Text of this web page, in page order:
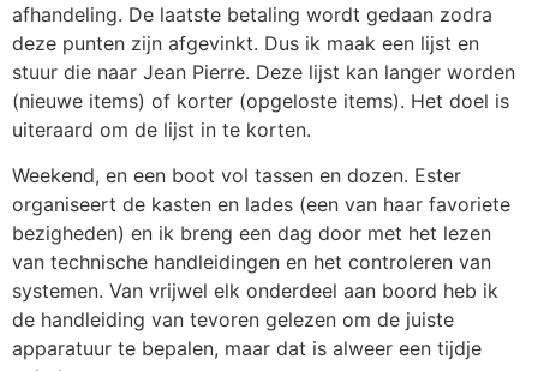
afhandeling. De laatste betaling wordt gedaan zodra
deze punten zijn afgevinkt. Dus ik maak een lijst en
stuur die naar Jean Pierre. Deze lijst kan langer worden
(nieuwe items) of korter (opgeloste items). Het doel is
uiteraard om de lijst in te korten.
Weekend, en een boot vol tassen en dozen. Ester
organiseert de kasten en lades (een van haar favoriete
bezigheden) en ik breng een dag door met het lezen
van technische handleidingen en het controleren van
systemen. Van vrijwel elk onderdeel aan boord heb ik
de handleiding van tevoren gelezen om de juiste
apparatuur te bepalen, maar dat is alweer een tijdje